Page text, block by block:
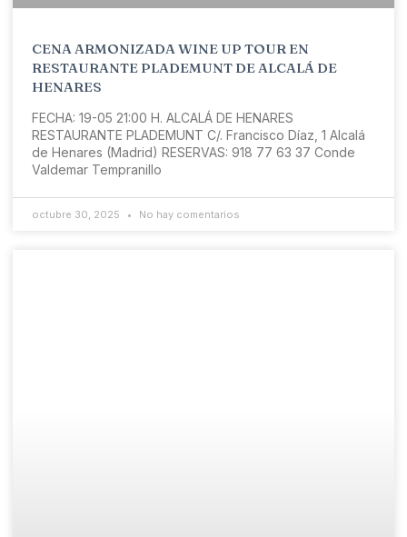
CENA ARMONIZADA WINE UP TOUR EN
RESTAURANTE PLADEMUNT DE ALCALÁ DE
HENARES
FECHA: 19-05 21:00 H. ALCALÁ DE HENARES
RESTAURANTE PLADEMUNT C/. Francisco Díaz, 1 Alcalá
de Henares (Madrid) RESERVAS: 918 77 63 37 Conde
Valdemar Tempranillo
octubre 30, 2025 No hay comentarios